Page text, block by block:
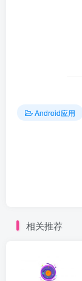
Android应用
相关推荐